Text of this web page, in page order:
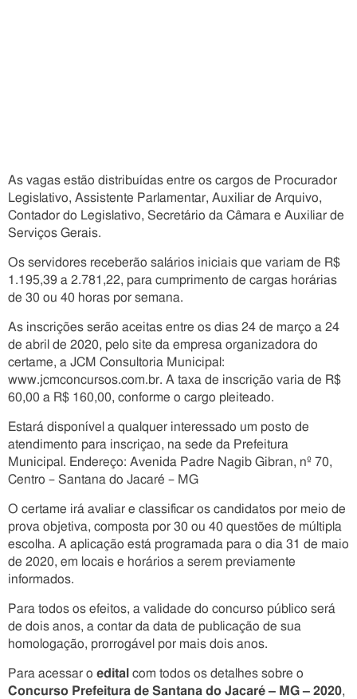
As vagas estão distribuídas entre os cargos de Procurador
Legislativo, Assistente Parlamentar, Auxiliar de Arquivo,
Contador do Legislativo, Secretário da Câmara e Auxiliar de
Serviços Gerais.
Os servidores receberão salários iniciais que variam de R$
1.195,39 a 2.781,22, para cumprimento de cargas horárias
de 30 ou 40 horas por semana.
As inscrições serão aceitas entre os dias 24 de março a 24
de abril de 2020, pelo site da empresa organizadora do
certame, a JCM Consultoria Municipal:
www.jcmconcursos.com.br. A taxa de inscrição varia de R$
60,00 a R$ 160,00, conforme o cargo pleiteado.
Estará disponível a qualquer interessado um posto de
atendimento para inscriçao, na sede da Prefeitura
Municipal. Endereço: Avenida Padre Nagib Gibran, nº 70,
Centro – Santana do Jacaré – MG
O certame irá avaliar e classificar os candidatos por meio de
prova objetiva, composta por 30 ou 40 questões de múltipla
escolha. A aplicação está programada para o dia 31 de maio
de 2020, em locais e horários a serem previamente
informados.
Para todos os efeitos, a validade do concurso público será
de dois anos, a contar da data de publicação de sua
homologação, prorrogável por mais dois anos.
Para acessar o edital com todos os detalhes sobre o
Concurso Prefeitura de Santana do Jacaré – MG – 2020,